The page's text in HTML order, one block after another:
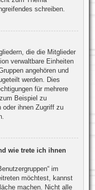
schreiben.
die die Mitglieder
verwaltbare Einheiten
angehören und
werden. Dies
für mehrere
Beispiel zu
oder ihnen Zugriff zu
wie trete ich ihnen
im
möchtest, kannst
machen. Nicht alle